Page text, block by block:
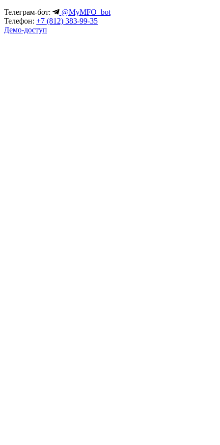
Телеграм-бот:
@MyMFO_bot
Телефон: +7 (812) 383-99-35
Демо-доступ